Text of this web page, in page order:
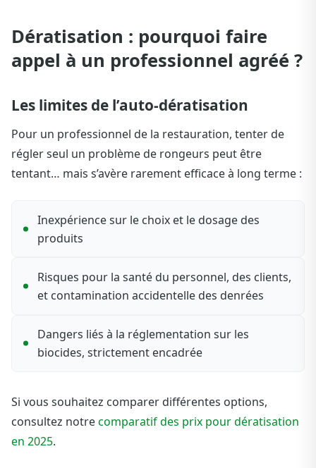
Dératisation : pourquoi faire
appel à un professionnel agréé ?
Les limites de l’auto-dératisation
Pour un professionnel de la restauration, tenter de
régler seul un problème de rongeurs peut être
tentant… mais s’avère rarement efficace à long terme :
Inexpérience sur le choix et le dosage des
produits
Risques pour la santé du personnel, des clients,
et contamination accidentelle des denrées
Dangers liés à la réglementation sur les
biocides, strictement encadrée
Si vous souhaitez comparer différentes options,
consultez notrecomparatif des prix pour dératisation
en 2025.